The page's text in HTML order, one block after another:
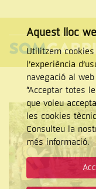
NAVEGACIÓ
Cercar
Aquest lloc
Utilitzem
l’experiència
navegació al
“Acceptar totes
que voleu
les cookies
Consulteu la
més informació.